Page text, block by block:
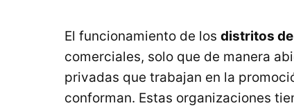
El funcionamiento de los distritos
comerciales, solo que de manera
privadas que trabajan en la
conforman. Estas organizaciones